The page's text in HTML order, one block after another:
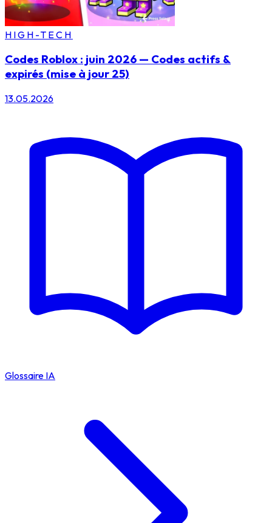
HIGH-TECH
Codes Roblox : juin 2026 — Codes actifs &
expirés (mise à jour 25)
13.05.2026
Glossaire IA